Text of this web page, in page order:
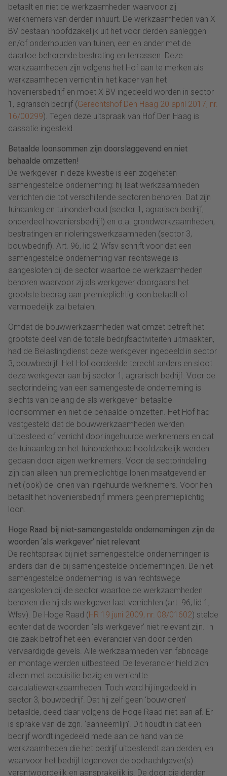
betaalt en niet de werkzaamheden waarvoor zij
werknemers van derden inhuurt. De werkzaamheden van X
BV bestaan hoofdzakelijk uit het voor derden aanleggen
en/of onderhouden van tuinen, een en ander met de
daartoe behorende bestrating en terrassen. Deze
werkzaamheden zijn volgens het Hof aan te merken als
werkzaamheden verricht in het kader van het
hoveniersbedrijf en moet X BV ingedeeld worden in sector
1, agrarisch bedrijf (Gerechtshof Den Haag 20 april 2017, nr.
16/00299). Tegen deze uitspraak van Hof Den Haag is
cassatie ingesteld.
Betaalde loonsommen zijn doorslaggevend en niet
behaalde omzetten!
De werkgever in deze kwestie is een zogeheten
samengestelde onderneming: hij laat werkzaamheden
verrichten die tot verschillende sectoren behoren. Dat zijn
tuinaanleg en tuinonderhoud (sector 1, agrarisch bedrijf,
onderdeel hoveniersbedrijf) en o.a. grondwerkzaamheden,
bestratingen en rioleringswerkzaamheden (sector 3,
bouwbedrijf). Art. 96, lid 2, Wfsv schrijft voor dat een
samengestelde onderneming van rechtswege is
aangesloten bij de sector waartoe de werkzaamheden
behoren waarvoor zij als werkgever doorgaans het
grootste bedrag aan premieplichtig loon betaalt of
vermoedelijk zal betalen.
Omdat de bouwwerkzaamheden wat omzet betreft het
grootste deel van de totale bedrijfsactiviteiten uitmaakten,
had de Belastingdienst deze werkgever ingedeeld in sector
3, bouwbedrijf. Het Hof oordeelde terecht anders en sloot
deze werkgever aan bij sector 1, agrarisch bedrijf. Voor de
sectorindeling van een samengestelde onderneming is
slechts van belang de als werkgever betaalde
loonsommen en niet de behaalde omzetten. Het Hof had
vastgesteld dat de bouwwerkzaamheden werden
uitbesteed of verricht door ingehuurde werknemers en dat
de tuinaanleg en het tuinonderhoud hoofdzakelijk werden
gedaan door eigen werknemers. Voor de sectorindeling
zijn dan alleen hun premieplichtige lonen maatgevend en
niet (ook) de lonen van ingehuurde werknemers. Voor hen
betaalt het hoveniersbedrijf immers geen premieplichtig
loon.
Hoge Raad: bij niet-samengestelde ondernemingen zijn de
woorden ‘als werkgever’ niet relevant
De rechtspraak bij niet-samengestelde ondernemingen is
anders dan die bij samengestelde ondernemingen. De niet-
samengestelde onderneming is van rechtswege
aangesloten bij de sector waartoe de werkzaamheden
behoren die hij als werkgever laat verrichten (art. 96, lid 1,
Wfsv). De Hoge Raad (HR 19 juni 2009, nr. 08/01602) stelde
echter dat de woorden ‘als werkgever’ niet relevant zijn. In
die zaak betrof het een leverancier van door derden
vervaardigde gevels. Alle werkzaamheden van fabricage
en montage werden uitbesteed. De leverancier hield zich
alleen met acquisitie bezig en verrichtte
calculatiewerkzaamheden. Toch werd hij ingedeeld in
sector 3, bouwbedrijf. Dat hij zelf geen ‘bouwlonen’
betaalde, deed daar volgens de Hoge Raad niet aan af. Er
is sprake van de zgn. ‘aanneemlijn’. Dit houdt in dat een
bedrijf wordt ingedeeld mede aan de hand van de
werkzaamheden die het bedrijf uitbesteedt aan derden, en
waarvoor het bedrijf tegenover de opdrachtgever(s)
verantwoordelijk en aansprakelijk is. De door die derden